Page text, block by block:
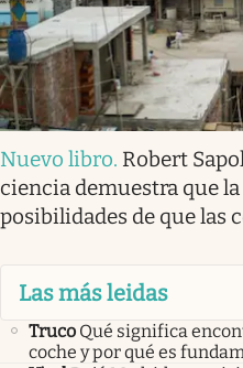
Nuevo libro. Robert
ciencia demuestra que
posibilidades de que las
Las más leidas
Truco Qué significa
coche y por qué es